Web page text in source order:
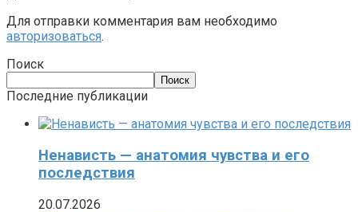
Для отправки комментария вам необходимо
авторизоваться.
Поиск
Поиск
Последние публикации
Ненависть — анатомия чувства и его
последствия
20.07.2026